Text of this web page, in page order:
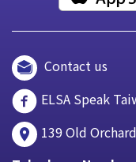
Contact us
ELSA Speak
139 Old